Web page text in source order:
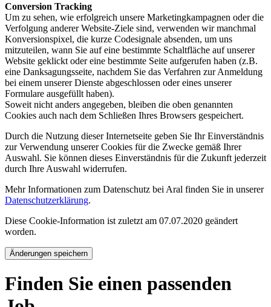
Conversion Tracking
Um zu sehen, wie erfolgreich unsere Marketingkampagnen oder die
Verfolgung anderer Website-Ziele sind, verwenden wir manchmal
Konversionspixel, die kurze Codesignale absenden, um uns
mitzuteilen, wann Sie auf eine bestimmte Schaltfläche auf unserer
Website geklickt oder eine bestimmte Seite aufgerufen haben (z.B.
eine Danksagungsseite, nachdem Sie das Verfahren zur Anmeldung
bei einem unserer Dienste abgeschlossen oder eines unserer
Formulare ausgefüllt haben).
Soweit nicht anders angegeben, bleiben die oben genannten
Cookies auch nach dem Schließen Ihres Browsers gespeichert.
Durch die Nutzung dieser Internetseite geben Sie Ihr Einverständnis
zur Verwendung unserer Cookies für die Zwecke gemäß Ihrer
Auswahl. Sie können dieses Einverständnis für die Zukunft jederzeit
durch Ihre Auswahl widerrufen.
Mehr Informationen zum Datenschutz bei Aral finden Sie in unserer
Datenschutzerklärung.
Diese Cookie-Information ist zuletzt am 07.07.2020 geändert
worden.
Änderungen speichern
Finden Sie einen passenden